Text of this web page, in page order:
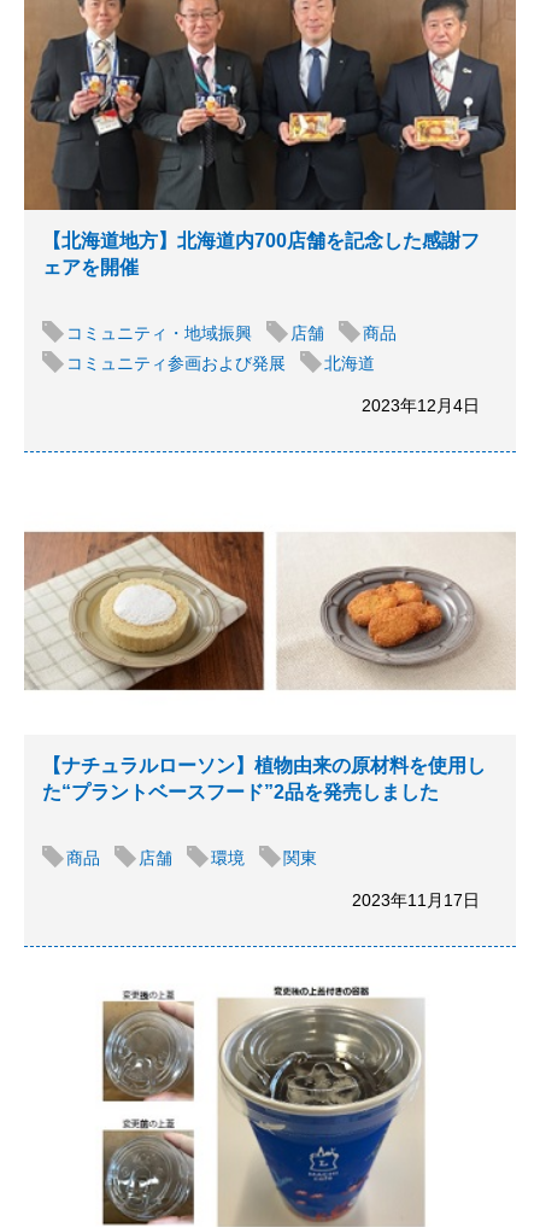
【北海道地方】北海道内700店舗を記念した感謝フ
ェアを開催
コミュニティ・地域振興 店舗
商品
コミュニティ参画および発展
北海道
2023年12月4日
【ナチュラルローソン】植物由来の原材料を使用し
た“プラントベースフード”2品を発売しました
商品 店舗 環境 関東
2023年11月17日